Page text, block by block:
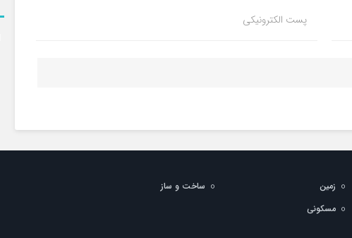
پست الکترونیکی
زمین
ساخت و ساز
مسکونی